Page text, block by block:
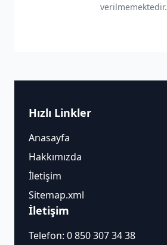
verilmemektedir.
Hızlı Linkler
Anasayfa
Hakkımızda
İletişim
Sitemap.xml
İletişim
Telefon: 0 850 307 34 38